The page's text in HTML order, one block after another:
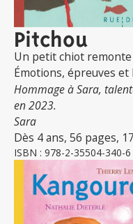
Pitchou
Un petit chiot remonte
Émotions, épreuves
Hommage à Sara,
en 2023.
Sara
Dès 4 ans, 56 pages,
ISBN : 978-2-35504-340-6